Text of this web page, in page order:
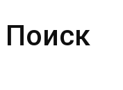
Поиск